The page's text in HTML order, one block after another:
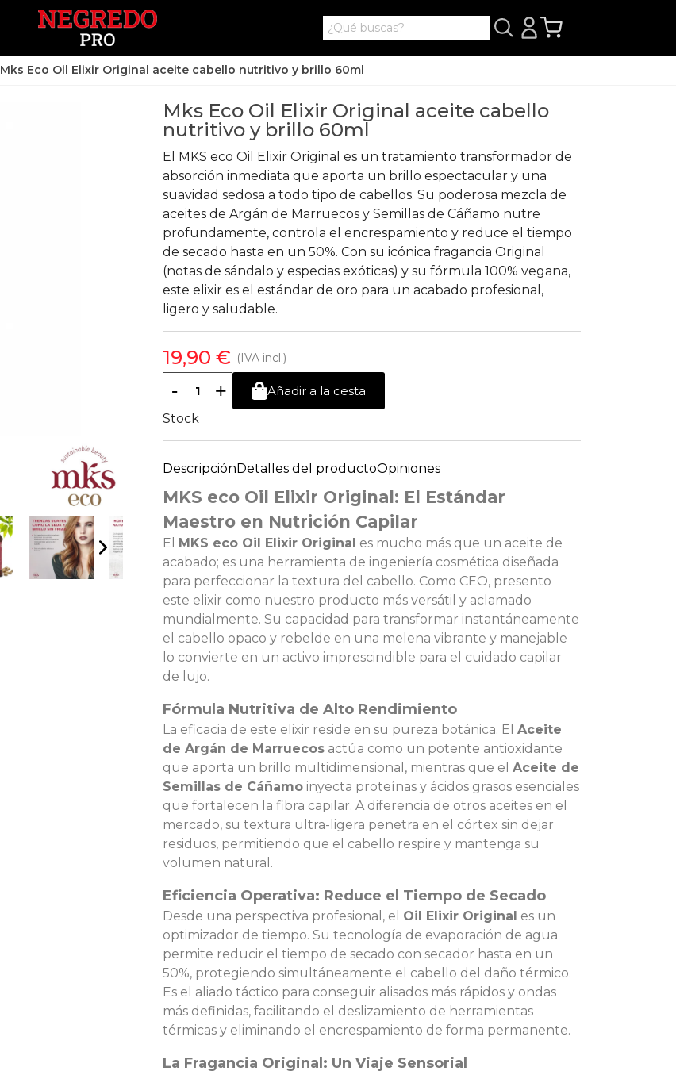
Mks Eco Oil Elixir Original aceite cabello nutritivo y brillo 60ml
Mks Eco Oil Elixir Original aceite cabello
nutritivo y brillo 60ml
El MKS eco Oil Elixir Original es un tratamiento transformador de
absorción inmediata que aporta un brillo espectacular y una
suavidad sedosa a todo tipo de cabellos. Su poderosa mezcla de
aceites de Argán de Marruecos y Semillas de Cáñamo nutre
profundamente, controla el encrespamiento y reduce el tiempo
de secado hasta en un 50%. Con su icónica fragancia Original
(notas de sándalo y especias exóticas) y su fórmula 100% vegana,
este elixir es el estándar de oro para un acabado profesional,
ligero y saludable.
19,90 € (IVA incl.)
- +
Añadir a la cesta
Stock
DescripciónDetalles del productoOpiniones
MKS eco Oil Elixir Original: El Estándar
Maestro en Nutrición Capilar
El MKS eco Oil Elixir Original es mucho más que un aceite de
acabado; es una herramienta de ingeniería cosmética diseñada
para perfeccionar la textura del cabello. Como CEO, presento
este elixir como nuestro producto más versátil y aclamado
mundialmente. Su capacidad para transformar instantáneamente
el cabello opaco y rebelde en una melena vibrante y manejable
lo convierte en un activo imprescindible para el cuidado capilar
de lujo.
Fórmula Nutritiva de Alto Rendimiento
La eficacia de este elixir reside en su pureza botánica. El Aceite
de Argán de Marruecos actúa como un potente antioxidante
que aporta un brillo multidimensional, mientras que el Aceite de
Semillas de Cáñamo inyecta proteínas y ácidos grasos esenciales
que fortalecen la fibra capilar. A diferencia de otros aceites en el
mercado, su textura ultra-ligera penetra en el córtex sin dejar
residuos, permitiendo que el cabello respire y mantenga su
volumen natural.
Eficiencia Operativa: Reduce el Tiempo de Secado
Desde una perspectiva profesional, el Oil Elixir Original es un
optimizador de tiempo. Su tecnología de evaporación de agua
permite reducir el tiempo de secado con secador hasta en un
50%, protegiendo simultáneamente el cabello del daño térmico.
Es el aliado táctico para conseguir alisados más rápidos y ondas
más definidas, facilitando el deslizamiento de herramientas
térmicas y eliminando el encrespamiento de forma permanente.
La Fragancia Original: Un Viaje Sensorial